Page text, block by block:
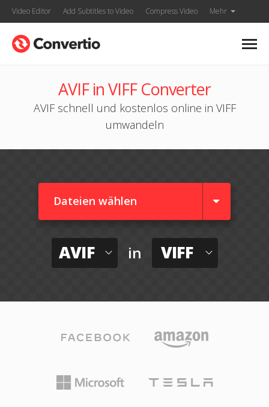
Video Editor Add Subtitles to Video Compress Video Mehr
AVIF in VIFF Converter
AVIF schnell und kostenlos online in VIFF
umwandeln
Dateien wählen
AVIF in VIFF